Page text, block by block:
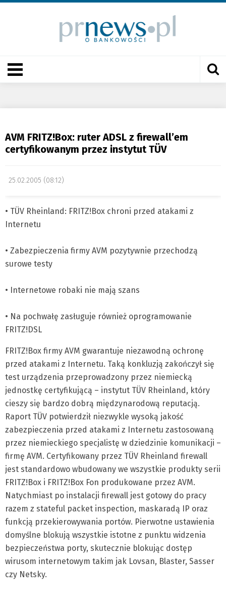
AVM FRITZ!Box: ruter ADSL z firewall’em
certyfikowanym przez instytut TÜV
25.02.2005 (08:12)
• TÜV Rheinland: FRITZ!Box chroni przed atakami z
Internetu
• Zabezpieczenia firmy AVM pozytywnie przechodzą
surowe testy
• Internetowe robaki nie mają szans
• Na pochwałę zasługuje również oprogramowanie
FRITZ!DSL
FRITZ!Box firmy AVM gwarantuje niezawodną ochronę
przed atakami z Internetu. Taką konkluzją zakończył się
test urządzenia przeprowadzony przez niemiecką
jednostkę certyfikującą – instytut TÜV Rheinland, który
cieszy się bardzo dobrą międzynarodową reputacją.
Raport TÜV potwierdził niezwykle wysoką jakość
zabezpieczenia przed atakami z Internetu zastosowaną
przez niemieckiego specjalistę w dziedzinie komunikacji –
firmę AVM. Certyfikowany przez TÜV Rheinland firewall
jest standardowo wbudowany we wszystkie produkty serii
FRITZ!Box i FRITZ!Box Fon produkowane przez AVM.
Natychmiast po instalacji firewall jest gotowy do pracy
razem z stateful packet inspection, maskaradą IP oraz
funkcją przekierowywania portów. Pierwotne ustawienia
domyślne blokują wszystkie istotne z punktu widzenia
bezpieczeństwa porty, skutecznie blokując dostęp
wirusom internetowym takim jak Lovsan, Blaster, Sasser
czy Netsky.